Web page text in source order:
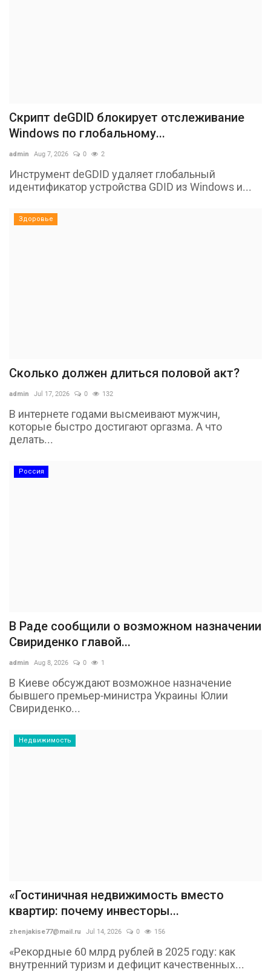
Скрипт deGDID блокирует отслеживание
Windows по глобальному...
admin Aug 7, 2026 0 2
Инструмент deGDID удаляет глобальный
идентификатор устройства GDID из Windows и...
Здоровье
Сколько должен длиться половой акт?
admin Jul 17, 2026 0 132
В интернете годами высмеивают мужчин,
которые быстро достигают оргазма. А что
делать...
Россия
В Раде сообщили о возможном назначении
Свириденко главой...
admin Aug 8, 2026 0 1
В Киеве обсуждают возможное назначение
бывшего премьер-министра Украины Юлии
Свириденко...
Недвижимость
«Гостиничная недвижимость вместо
квартир: почему инвесторы...
zhenjakise77@mail.ru Jul 14, 2026 0 156
«Рекордные 60 млрд рублей в 2025 году: как
внутренний туризм и дефицит качественных...